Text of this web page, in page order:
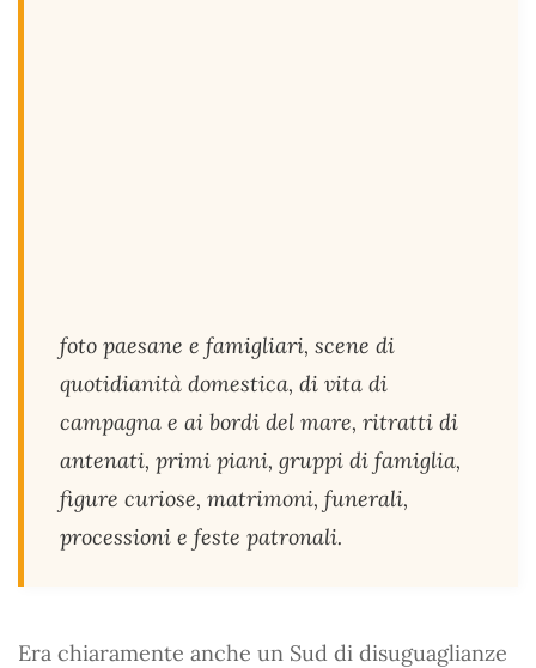
foto paesane e famigliari, scene di
quotidianità domestica, di vita di
campagna e ai bordi del mare, ritratti di
antenati, primi piani, gruppi di famiglia,
figure curiose, matrimoni, funerali,
processioni e feste patronali.
Era chiaramente anche un Sud di disuguaglianze